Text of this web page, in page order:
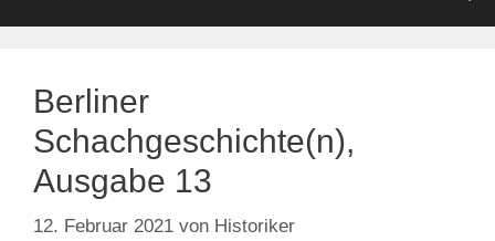
Berliner
Schachgeschichte(n),
Ausgabe 13
12. Februar 2021 von Historiker